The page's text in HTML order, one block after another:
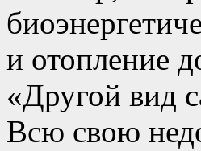
и отопление
«Другой вид
Всю свою